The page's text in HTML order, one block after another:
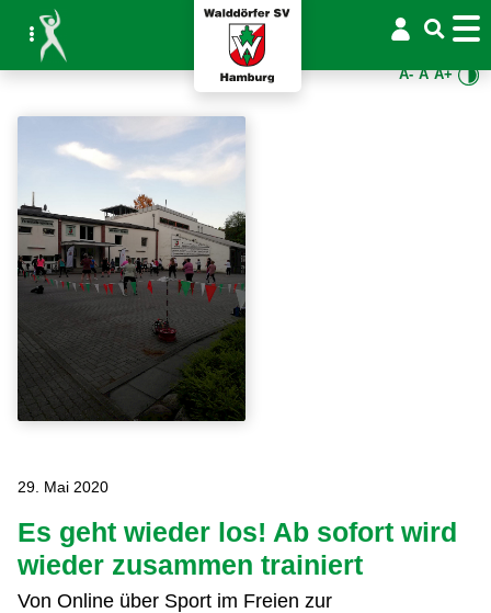
A- A A+
29. Mai 2020
Es geht wieder los! Ab sofort wird
wieder zusammen trainiert
Von Online über Sport im Freien zur